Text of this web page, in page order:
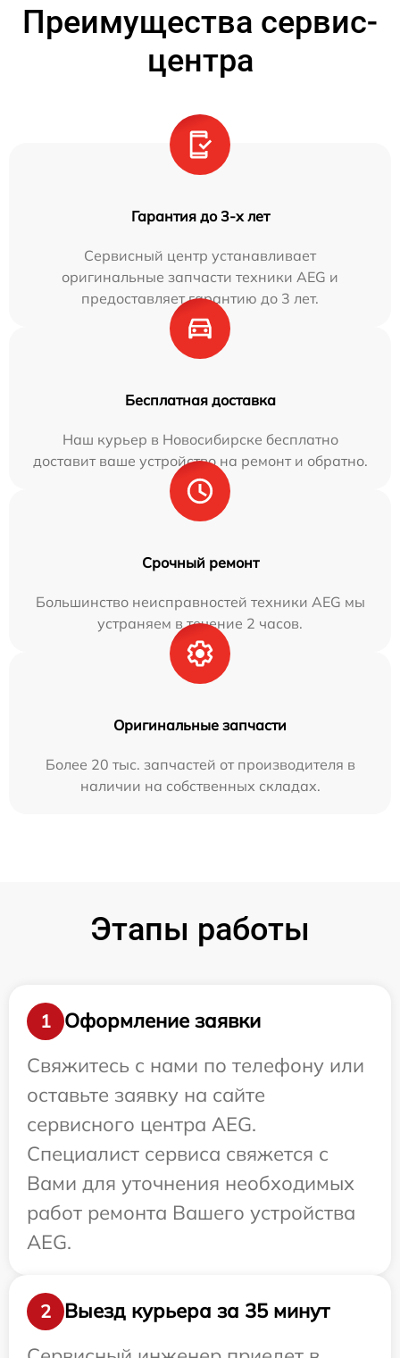
Преимущества сервис-
центра
Гарантия до 3-х лет
Сервисный центр устанавливает
оригинальные запчасти техники AEG и
предоставляет гарантию до 3 лет.
Бесплатная доставка
Наш курьер в Новосибирске бесплатно
доставит ваше устройство на ремонт и обратно.
Срочный ремонт
Большинство неисправностей техники AEG мы
устраняем в течение 2 часов.
Оригинальные запчасти
Более 20 тыс. запчастей от производителя в
наличии на собственных складах.
Этапы работы
1
Оформление заявки
Свяжитесь с нами по телефону или
оставьте заявку на сайте
сервисного центра AEG.
Специалист сервиса свяжется с
Вами для уточнения необходимых
работ ремонта Вашего устройства
AEG.
2
Выезд курьера за 35 минут